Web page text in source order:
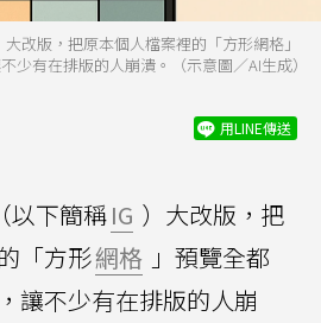
改版，把原本個人檔案裡的「方形網格」
少有在排版的人崩潰。（示意圖／AI生成）
用LINE傳送
（以下簡稱IG ）大改版，把
「方形網格 」預覽全都
，讓不少有在排版的人崩